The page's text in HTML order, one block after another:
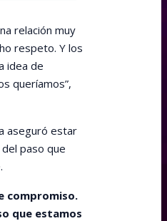
relación muy
respeto. Y los
idea de
queríamos”,
aseguró estar
paso que
compromiso.
que estamos